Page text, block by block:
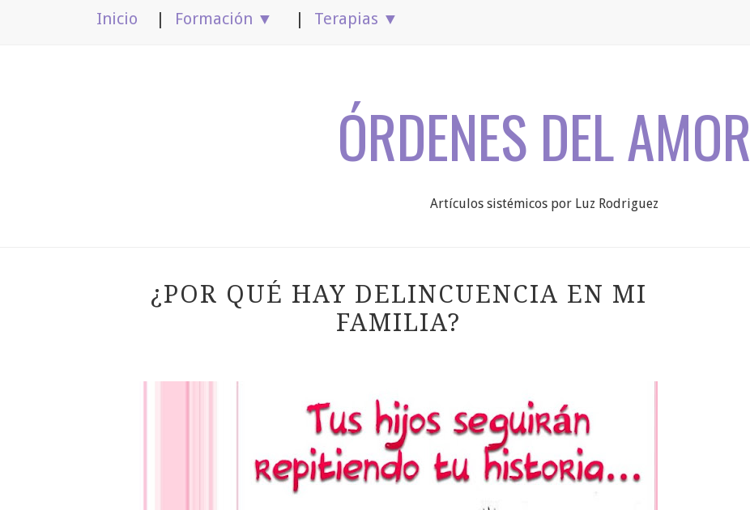
Inicio Formación ▼ Terapias ▼
ÓRDENES DEL AMOR
Artículos sistémicos por Luz Rodriguez
¿POR QUÉ HAY DELINCUENCIA EN MI
FAMILIA?